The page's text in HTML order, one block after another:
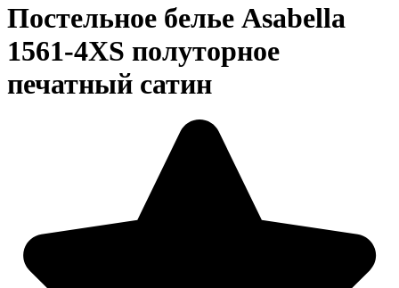
Постельное белье Asabella
1561-4XS полуторное
печатный сатин